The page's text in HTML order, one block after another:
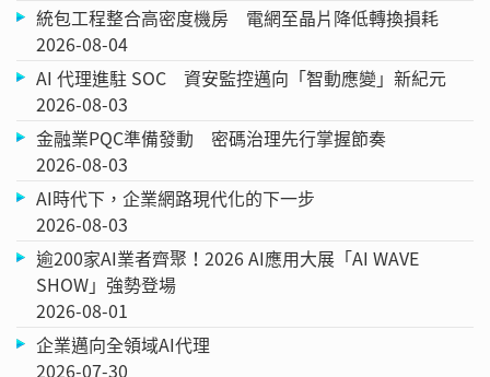
統包工程整合高密度機房 電網至晶片降低轉換損耗
2026-08-04
AI 代理進駐 SOC 資安監控邁向「智動應變」新紀元
2026-08-03
金融業PQC準備發動 密碼治理先行掌握節奏
2026-08-03
AI時代下，企業網路現代化的下一步
2026-08-03
逾200家AI業者齊聚！2026 AI應用大展「AI WAVE
SHOW」強勢登場
2026-08-01
企業邁向全領域AI代理
2026-07-30